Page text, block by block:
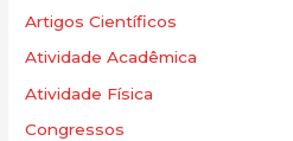
Artigos Científicos
Atividade Acadêmica
Atividade Física
Congressos